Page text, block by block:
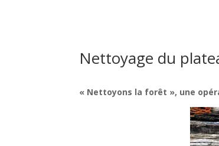
Nettoyage du
« Nettoyons la forêt », une